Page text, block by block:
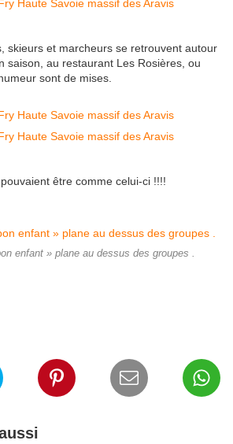
skieurs et marcheurs se retrouvent autour
saison, au restaurant Les Rosières, ou
sont de mises.
être comme celui-ci !!!!
enfant » plane au dessus des groupes .